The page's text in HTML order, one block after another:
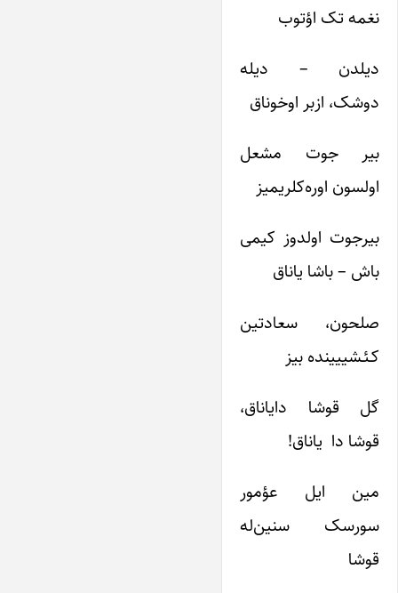
نغمه تک اؤتوب
دیلدن – دیله
دوشک، ازبر اوخوناق
بیر جوت مشعل
اولسون اور‌ه‌کلریمیز
بیرجوت اولدوز کیمی
باش – باشا یاناق
صلحون، سعادتین
کـئـشییینده بیز
گل قوشا دایاناق،
قوشا دا یاناق!
مین ایل عؤمور
سورسک سنین‌له
قوشا